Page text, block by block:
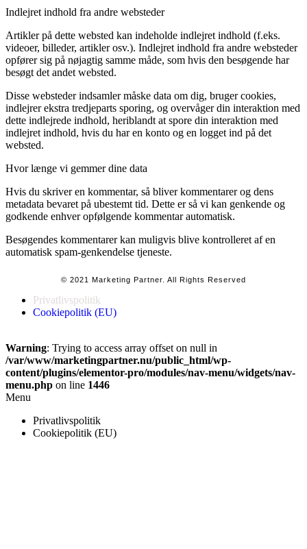
Indlejret indhold fra andre websteder
Artikler på dette websted kan indeholde indlejret indhold (f.eks.
videoer, billeder, artikler osv.). Indlejret indhold fra andre websteder
opfører sig på nøjagtig samme måde, som hvis den besøgende har
besøgt det andet websted.
Disse websteder indsamler måske data om dig, bruger cookies,
indlejrer ekstra tredjeparts sporing, og overvåger din interaktion med
dette indlejrede indhold, heriblandt at spore din interaktion med
indlejret indhold, hvis du har en konto og en logget ind på det
websted.
Hvor længe vi gemmer dine data
Hvis du skriver en kommentar, så bliver kommentarer og dens
metadata bevaret på ubestemt tid. Dette er så vi kan genkende og
godkende enhver opfølgende kommentar automatisk.
Besøgendes kommentarer kan muligvis blive kontrolleret af en
automatisk spam-genkendelse tjeneste.
© 2021 Marketing Partner. All Rights Reserved
Privatlivspolitik
Cookiepolitik (EU)
Warning: Trying to access array offset on null in
/var/www/marketingpartner.nu/public_html/wp-
content/plugins/elementor-pro/modules/nav-menu/widgets/nav-
menu.php on line 1446
Menu
Privatlivspolitik
Cookiepolitik (EU)